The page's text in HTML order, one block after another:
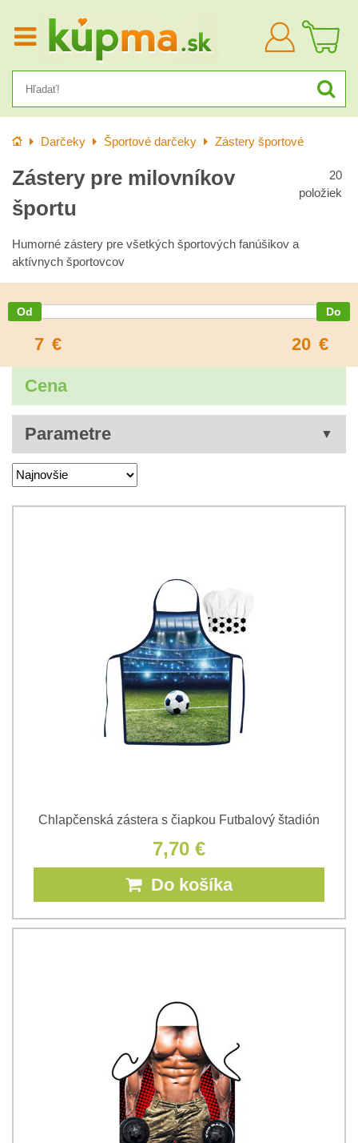
Prihlásiť
sa
Úvod Darčeky Športové darčeky Zástery športové
Zástery pre milovníkov
športu
20
položiek
Humorné zástery pre všetkých športových fanúšikov a
aktívnych športovcov
7 € 20 €
Cena
Parametre
Chlapčenská zástera s čiapkou Futbalový štadión
7,70 €
Do košíka